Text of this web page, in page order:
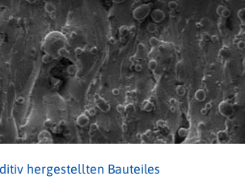
hergestellten Bauteiles